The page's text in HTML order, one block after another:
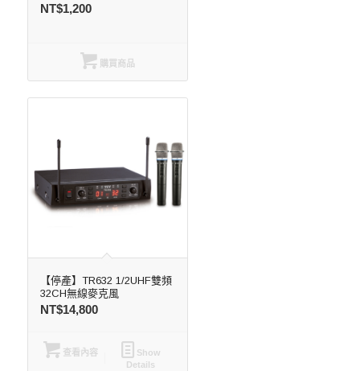
NT$1,200
購買商品
【停產】TR632 1/2UHF雙頻
32CH無線麥克風
NT$14,800
查看內容
Show
Details